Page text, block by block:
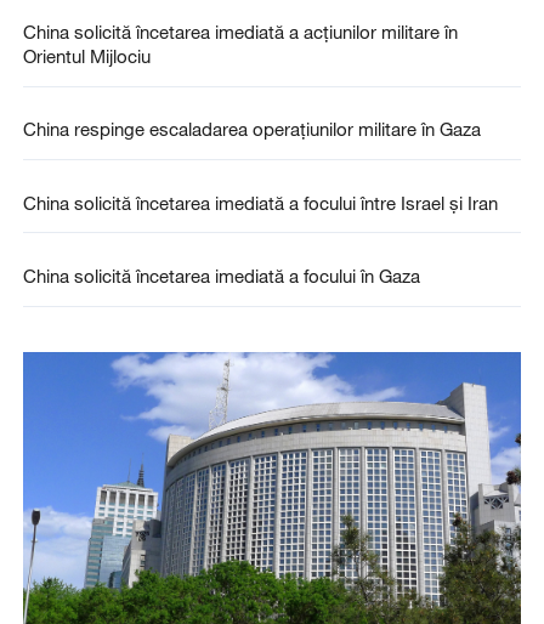
China solicită încetarea imediată a acțiunilor militare în
Orientul Mijlociu
China respinge escaladarea operațiunilor militare în Gaza
China solicită încetarea imediată a focului între Israel și Iran
China solicită încetarea imediată a focului în Gaza